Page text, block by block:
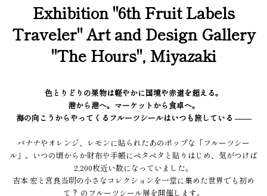
Exhibition "6th Fruit Labels
Traveler" Art and Design Gallery
"The Hours", Miyazaki
色とりどりの果物は軽やかに国境や赤道を超える。
港から港へ。マーケットから食卓へ。
海の向こうからやってくるフルーツシールはいつも旅している ––––
バナナやオレンジ、レモンに貼られたあのポップな「フルーツシー
ル」。いつの頃からか財布や手帳にペタペタと貼りはじめ、気がつけば
2,200枚近い数になっていました。
吉本 宏と宮良当明の小さなコレクションを一堂に集めた世界でも初め
て？ のフルーツシール展を開催します。